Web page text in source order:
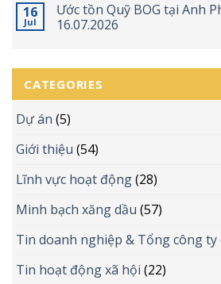
16
Jul
Ước tồn Quỹ BOG tại Anh
16.07.2026
CATEGORIES
Dự án (5)
Giới thiệu (54)
Lĩnh vực hoạt động(28)
Minh bạch xăng dầu (57)
Tin doanh nghiệp & Tổng công ty
Tin hoạt động xã hội (22)